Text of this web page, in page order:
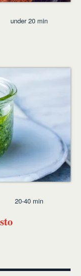
under 20 min
20-40 min